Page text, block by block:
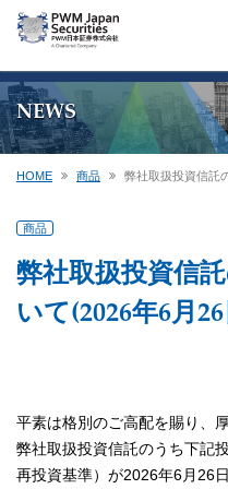
NEWS
HOME 商品 弊社取扱投資信託
商品
弊社取扱投資信
いて(2026年6月
平素は格別のご高配を賜り、
弊社取扱投資信託のうち下記
再投資基準）が2026年6月26